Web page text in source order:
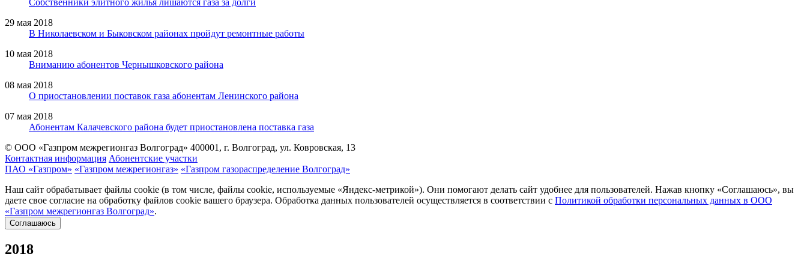
29 мая 2018
В Николаевском и Быковском районах пройдут ремонтные работы
10 мая 2018
Вниманию абонентов Чернышковского района
08 мая 2018
О приостановлении поставок газа абонентам Ленинского района
07 мая 2018
Абонентам Калачевского района будет приостановлена поставка газа
© ООО «Газпром межрегионгаз Волгоград» 400001, г. Волгоград, ул. Ковровская, 13
Контактная информация Абонентские участки
ПАО «Газпром» «Газпром межрегионгаз» «Газпром газораспределение Волгоград»
Наш сайт обрабатывает файлы cookie (в том числе, файлы cookie, используемые «Яндекс-метрикой»). Они помогают делать сайт удобнее для пользователей. Нажав кнопку «Соглашаюсь», вы
даете свое согласие на обработку файлов cookie вашего браузера. Обработка данных пользователей осуществляется в соответствии с Политикой обработки персональных данных в ООО
«Газпром межрегионгаз Волгоград».
Соглашаюсь
2018